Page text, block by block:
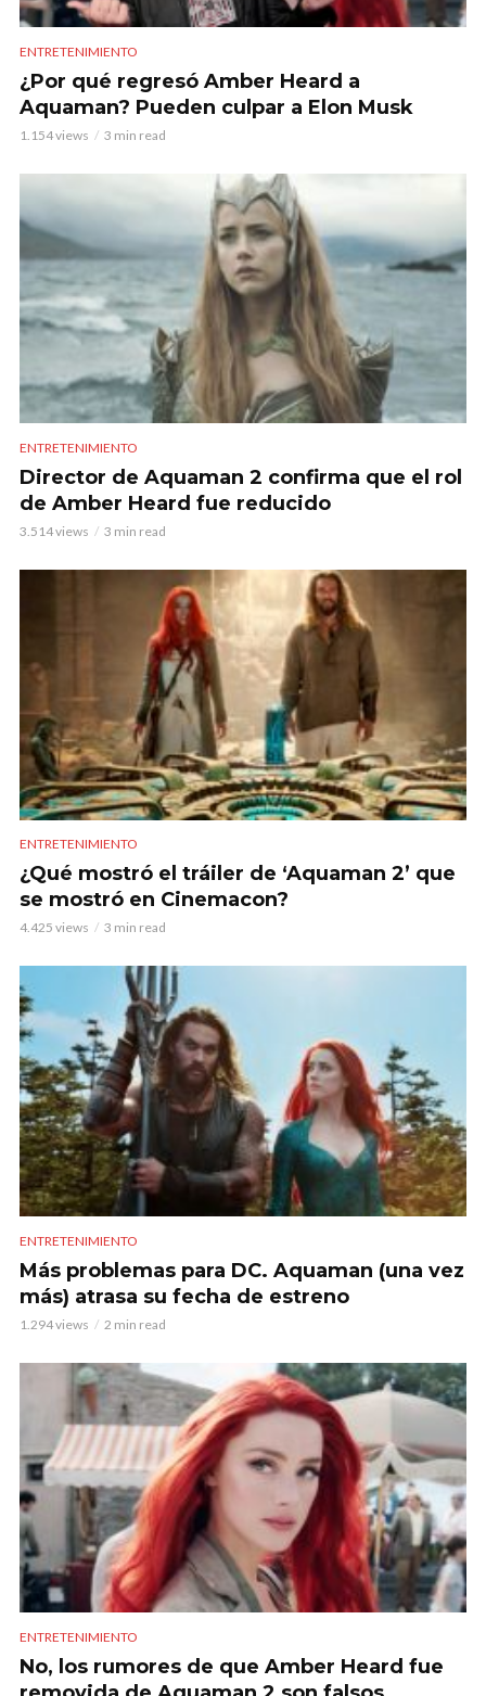
ENTRETENIMIENTO
¿Por qué regresó Amber Heard a
Aquaman? Pueden culpar a Elon Musk
1.154 views 3 min read
ENTRETENIMIENTO
Director de Aquaman 2 confirma que el rol
de Amber Heard fue reducido
3.514 views 3 min read
ENTRETENIMIENTO
¿Qué mostró el tráiler de ‘Aquaman 2’ que
se mostró en Cinemacon?
4.425 views 3 min read
ENTRETENIMIENTO
Más problemas para DC. Aquaman (una vez
más) atrasa su fecha de estreno
1.294 views 2 min read
ENTRETENIMIENTO
No, los rumores de que Amber Heard fue